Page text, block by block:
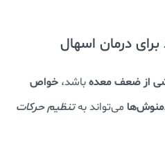
از ضعف معدهباشد، خواص
می‌تواند بهتنظیم حرکات